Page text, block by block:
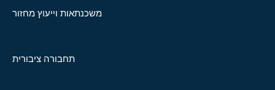
משכנתאות וייעוץ מחזור
תחבורה ציבורית